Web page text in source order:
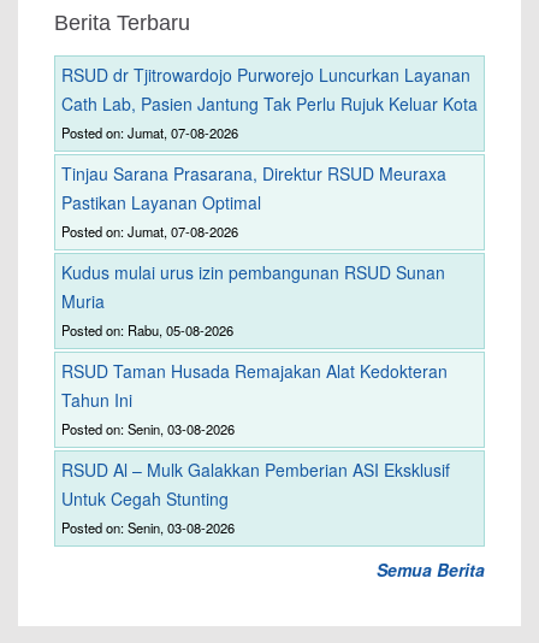
Berita Terbaru
RSUD dr Tjitrowardojo Purworejo Luncurkan Layanan
Cath Lab, Pasien Jantung Tak Perlu Rujuk Keluar Kota
Posted on: Jumat, 07-08-2026
Tinjau Sarana Prasarana, Direktur RSUD Meuraxa
Pastikan Layanan Optimal
Posted on: Jumat, 07-08-2026
Kudus mulai urus izin pembangunan RSUD Sunan
Muria
Posted on: Rabu, 05-08-2026
RSUD Taman Husada Remajakan Alat Kedokteran
Tahun Ini
Posted on: Senin, 03-08-2026
RSUD Al – Mulk Galakkan Pemberian ASI Eksklusif
Untuk Cegah Stunting
Posted on: Senin, 03-08-2026
Semua Berita